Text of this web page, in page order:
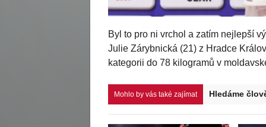
Zápasník Patrik Kincl měl při cestě z
střední váhy proti domácímu Kerimu
českého bojovníka skončilo na
Mohlo by vás také zajímat O Senát na